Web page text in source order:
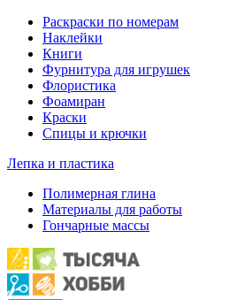
Раскраски по номерам
Наклейки
Книги
Фурнитура для игрушек
Флористика
Фоамиран
Краски
Спицы и крючки
Лепка и пластика
Полимерная глина
Материалы для работы
Гончарные массы